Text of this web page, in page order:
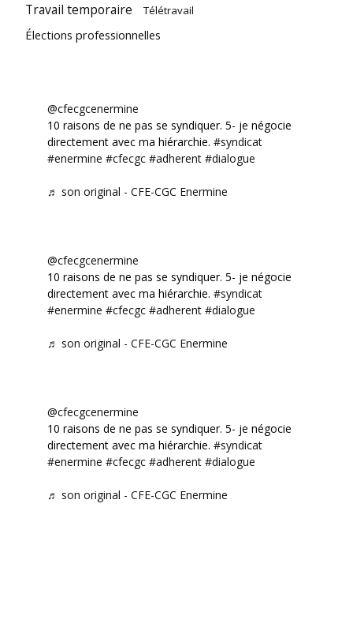
Travail temporaire Télétravail
Élections professionnelles
@cfecgcenermine
10 raisons de ne pas se syndiquer. 5- je négocie
directement avec ma hiérarchie. #syndicat
#enermine #cfecgc #adherent #dialogue
♬ son original - CFE-CGC Enermine
@cfecgcenermine
10 raisons de ne pas se syndiquer. 5- je négocie
directement avec ma hiérarchie. #syndicat
#enermine #cfecgc #adherent #dialogue
♬ son original - CFE-CGC Enermine
@cfecgcenermine
10 raisons de ne pas se syndiquer. 5- je négocie
directement avec ma hiérarchie. #syndicat
#enermine #cfecgc #adherent #dialogue
♬ son original - CFE-CGC Enermine